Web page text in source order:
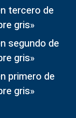
tercero de
gris»
segundo de
gris»
primero de
gris»